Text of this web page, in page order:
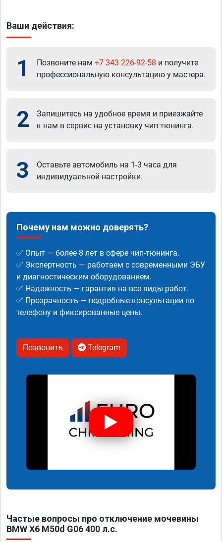
Ваши действия:
1 Позвоните нам +7 343 226-92-58 и получите
профессиональную консультацию у мастера.
2
Запишитесь на удобное время и приезжайте
к нам в сервис на установку чип тюнинга.
3
Оставьте автомобиль на 1-3 часа для
индивидуальной настройки.
Почему нам можно доверять?
✅ Опыт — более 8 лет в сфере чип-тюнинга.
✅ Экспертность — работаем с современными ЭБУ
и диагностическим оборудованием.
✅ Надежность — гарантия на все виды работ.
✅ Прозрачность — подробные консультации по
телефону и фиксированные цены.
Позвонить Telegram
Частые вопросы про отключение мочевины
BMW X6 M50d G06 400 л.с.